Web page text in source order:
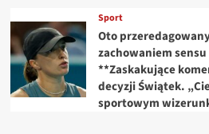
Sport
Oto
zachowaniem
**Zaskakujące
decyzji Świątek.
sportowym